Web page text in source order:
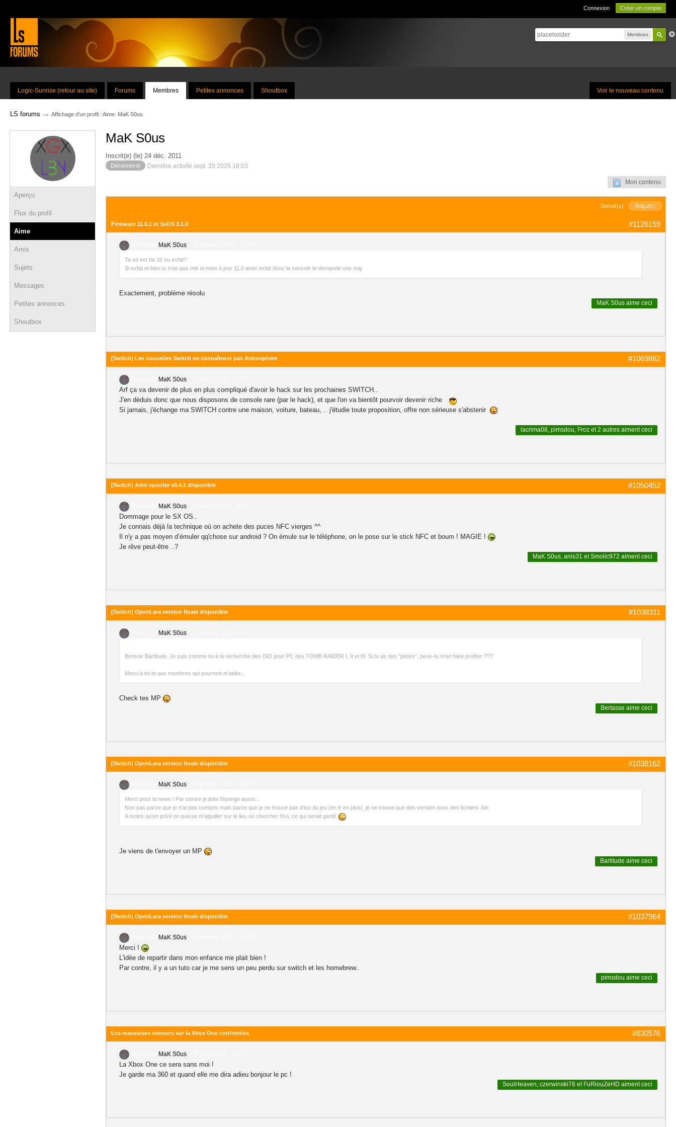
Connexion Créer un compte
Membres
Voir le nouveau contenu
Logic-Sunrise (retour au site) Forums Membres Petites annonces Shoutbox
LS forums → Affichage d'un profil : Aime: MaK S0us
Aperçu
Flux du profil
Aime
Amis
Sujets
Messages
Petites annonces
Shoutbox
MaK S0us
Inscrit(e) (le) 24 déc. 2011
Déconnecté Dernière activité sept. 20 2025 16:03
Mon contenu
Donné(s) Reçu(s)
#1126159
Firmware 11.0.1 et SxOS 3.1.0
MaK S0us
Ta sd est fat 32 ou exfat?
Si exfat et bien tu n'as pas mis la mise à jour 11.0 avec exfat donc la console te demande une maj
Exactement, problème résolu
MaK S0us aime ceci
#1069882
[Switch] Les nouvelles Switch ne connaîtront pas Atmosphere
MaK S0us
Arf ça va devenir de plus en plus compliqué d'avoir le hack sur les prochaines SWITCH..
J'en déduis donc que nous disposons de console rare (par le hack), et que l'on va bientôt pourvoir devenir riche
Si jamais, j'échange ma SWITCH contre une maison, voiture, bateau, .. j'étudie toute proposition, offre non sérieuse s'abstenir
lacrima08, pimsdou, Froz et2 autres aiment ceci
#1050452
[Switch] Amii-spoofer v0.4.1 disponible
MaK S0us
Dommage pour le SX OS..
Je connais déjà la technique où on achete des puces NFC vierges ^^
Il n'y a pas moyen d’émuler qq'chose sur android ? On émule sur le téléphone, on le pose sur le stick NFC et boum ! MAGIE !
Je rêve peut-être ..?
MaK S0us, anis31 etSmolic972 aiment ceci
#1038311
[Switch] OpenLara version finale disponible
MaK S0us
Bonsoir Bartitude. Je suis comme toi à la recherche des ISO pour PC des TOMB RAIDER I, II et III. Si tu as des "pistes", peux-tu m'en faire profiter ???
Merci à toi et aux membres qui pourront m'aider...
Check tes MP
Bertasse aime ceci
#1038162
[Switch] OpenLara version finale disponible
MaK S0us
Merci pour la news ! Par contre je jette l'éponge aussi...
Non pas parce que je n'ai pas compris mais parce que je ne trouve pas d'iso du jeu (en fr en plus), je ne trouve que des version avec des fichiers .bin
A moins qu'en privé on puisse m'aiguiller sur le lieu où chercher l'iso, ce qui serait gentil.
Je viens de t'envoyer un MP
Bartitude aime ceci
#1037964
[Switch] OpenLara version finale disponible
MaK S0us
Merci !
L'idée de repartir dans mon enfance me plait bien !
Par contre, il y a un tuto car je me sens un peu perdu sur switch et les homebrew..
pimsdou aime ceci
#630576
Les mauvaises rumeurs sur la Xbox One confirmées
MaK S0us
La Xbox One ce sera sans moi !
Je garde ma 360 et quand elle me dira adieu bonjour le pc !
SoulHeaven, czerwinski76 et FuRiouZeHD aiment ceci